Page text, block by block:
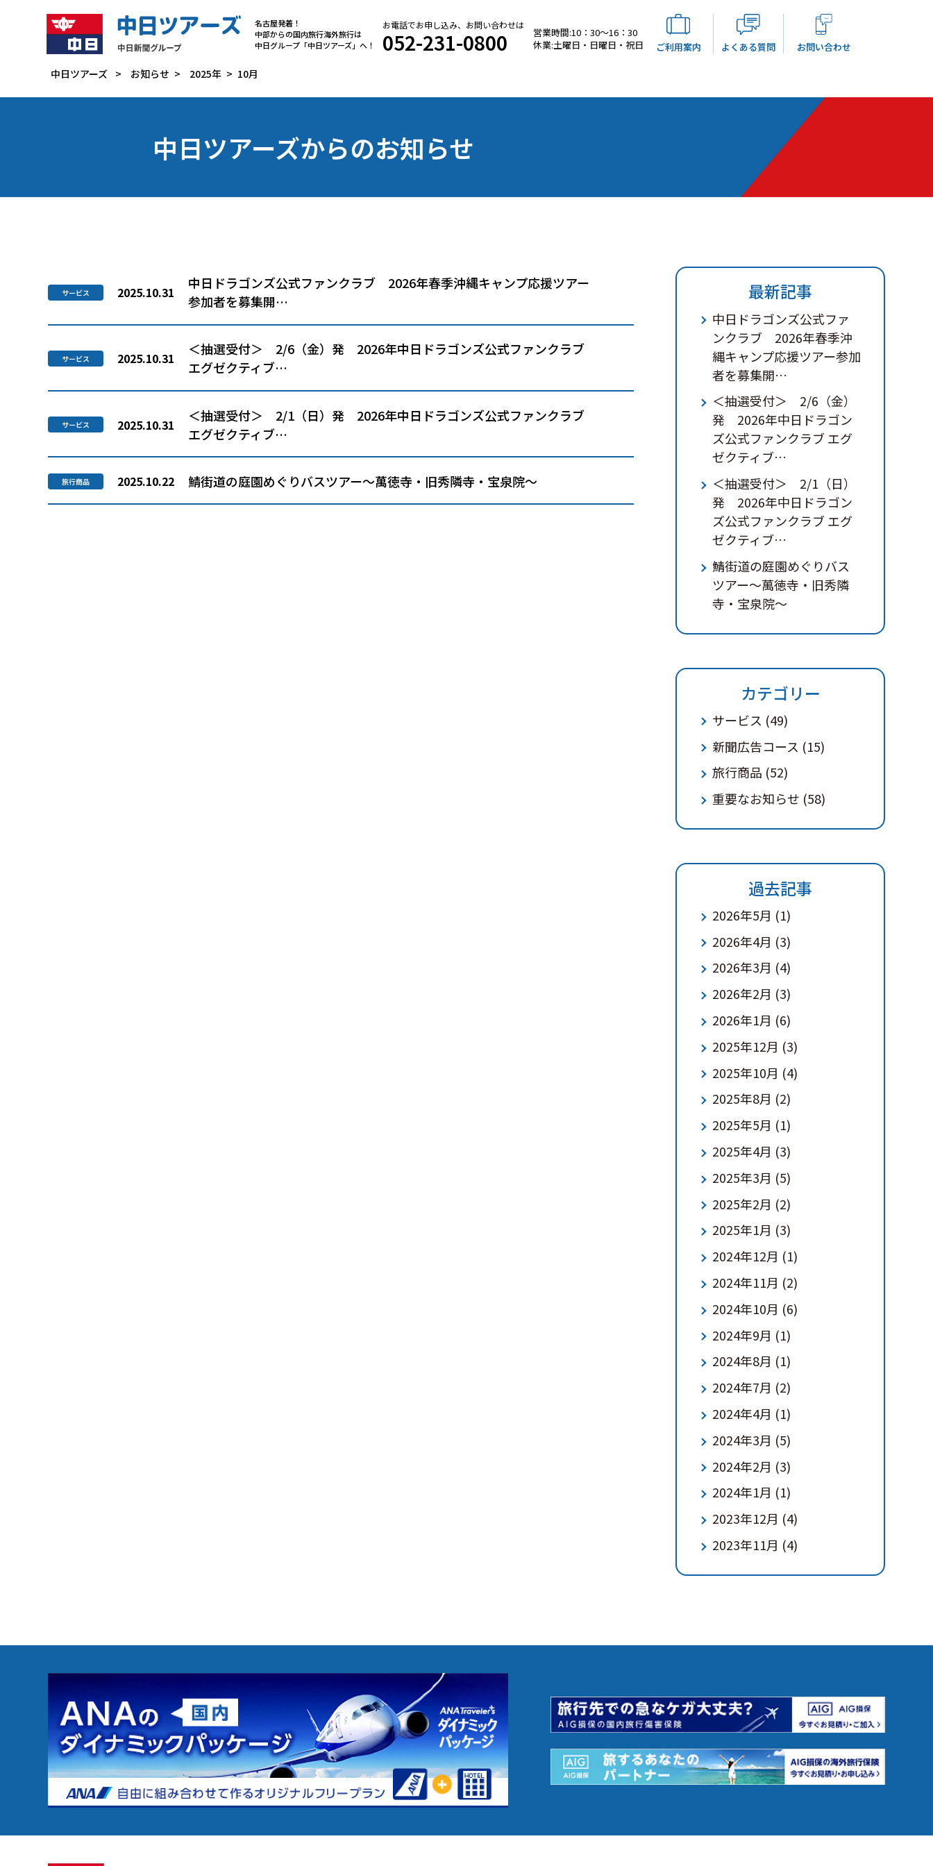
名古屋発着 ！
中部からの国内旅行海外旅行は
中日グループ「中日ツアーズ」へ！
お電話でお申し込み、お問い合わせは
052-231-0800
営業時間:10：30～16：30
休業:土曜日・日曜日・祝日
ご利用案内 よくある質問 お問い合わせ
中日ツアーズ > お知らせ > 2025年 > 10月
中日ツアーズからのお知らせ
サービス 2025.10.31
中日ドラゴンズ公式ファンクラブ 2026年春季沖縄キャンプ応援ツアー
参加者を募集開…
サービス 2025.10.31
＜抽選受付＞ 2/6（金）発 2026年中日ドラゴンズ公式ファンクラブ
エグゼクティブ…
サービス 2025.10.31
＜抽選受付＞ 2/1（日）発 2026年中日ドラゴンズ公式ファンクラブ
エグゼクティブ…
旅行商品 2025.10.22 鯖街道の庭園めぐりバスツアー～萬徳寺・旧秀隣寺・宝泉院～
最新記事
中日ドラゴンズ公式ファ
ンクラブ 2026年春季沖
縄キャンプ応援ツアー参加
者を募集開…
＜抽選受付＞ 2/6（金）
発 2026年中日ドラゴン
ズ公式ファンクラブ エグ
ゼクティブ…
＜抽選受付＞ 2/1（日）
発 2026年中日ドラゴン
ズ公式ファンクラブ エグ
ゼクティブ…
鯖街道の庭園めぐりバス
ツアー～萬徳寺・旧秀隣
寺・宝泉院～
カテゴリー
サービス (49)
新聞広告コース (15)
旅行商品 (52)
重要なお知らせ (58)
過去記事
2026年5月 (1)
2026年4月 (3)
2026年3月 (4)
2026年2月 (3)
2026年1月 (6)
2025年12月 (3)
2025年10月 (4)
2025年8月 (2)
2025年5月 (1)
2025年4月 (3)
2025年3月 (5)
2025年2月 (2)
2025年1月 (3)
2024年12月 (1)
2024年11月 (2)
2024年10月 (6)
2024年9月 (1)
2024年8月 (1)
2024年7月 (2)
2024年4月 (1)
2024年3月 (5)
2024年2月 (3)
2024年1月 (1)
2023年12月 (4)
2023年11月 (4)